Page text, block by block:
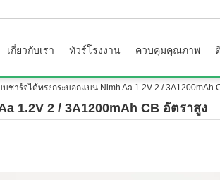
เกี่ยวกับเรา ทัวร์โรงงาน ควบคุมคุณภาพ
ชาร์จได้ทรงกระบอกแบน Nimh Aa 1.2V 2 / 3A1200mAh
1.2V 2 / 3A1200mAh CB อัตราสูง